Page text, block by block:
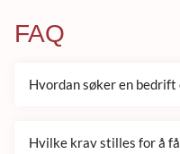
FAQ
Hvordan søker en
Hvilke krav stilles for å